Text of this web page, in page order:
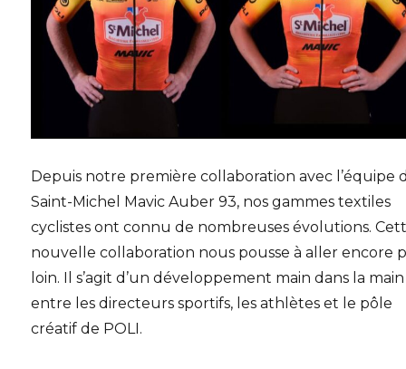
Depuis notre première collaboration avec l’équipe
Saint-Michel Mavic Auber 93, nos gammes textiles
cyclistes ont connu de nombreuses évolutions.
nouvelle collaboration nous pousse à aller encore
loin. Il s’agit d’un développement main dans la main
entre les directeurs sportifs, les athlètes et le pôle
créatif de POLI.